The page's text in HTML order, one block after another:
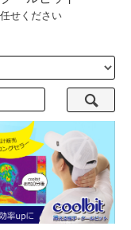
せください